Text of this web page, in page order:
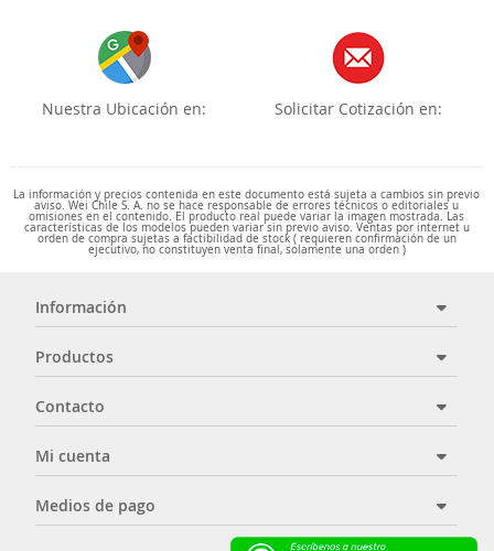
Nuestra Ubicación en: Solicitar Cotización en:
La información y precios contenida en este documento está sujeta a cambios sin previo
aviso. Wei Chile S. A. no se hace responsable de errores técnicos o editoriales u
omisiones en el contenido. El producto real puede variar la imagen mostrada. Las
características de los modelos pueden variar sin previo aviso. Ventas por internet u
orden de compra sujetas a factibilidad de stock ( requieren confirmación de un
ejecutivo, no constituyen venta final, solamente una orden )
Información
Productos
Contacto
Mi cuenta
Medios de pago